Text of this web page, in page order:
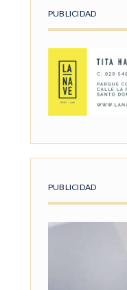
PUBLICIDAD
PUBLICIDAD